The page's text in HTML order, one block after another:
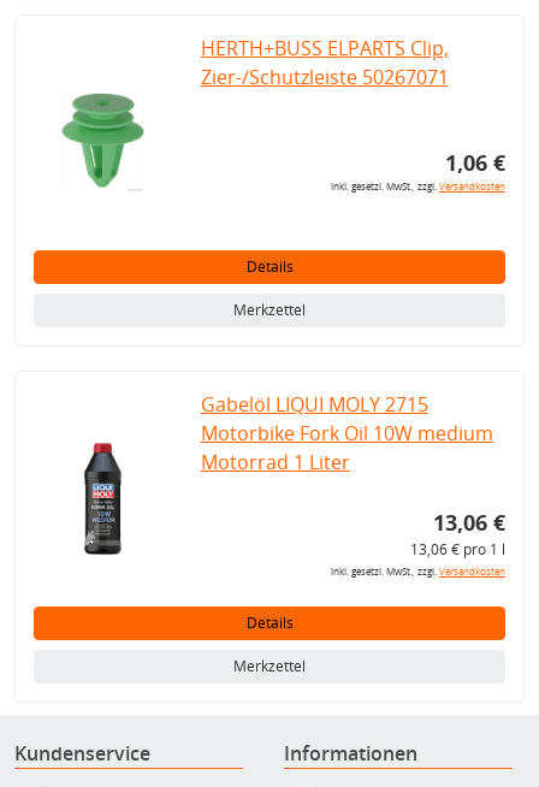
HERTH+BUSS ELPARTS Clip,
Zier-/Schutzleiste 50267071
1,06 €
inkl. gesetzl. MwSt., zzgl.Versandkosten
Details
Merkzettel
Gabelöl LIQUI MOLY 2715
Motorbike Fork Oil 10W medium
Motorrad 1 Liter
13,06 €
13,06 € pro 1 l
inkl. gesetzl. MwSt., zzgl.Versandkosten
Details
Merkzettel
Kundenservice Informationen